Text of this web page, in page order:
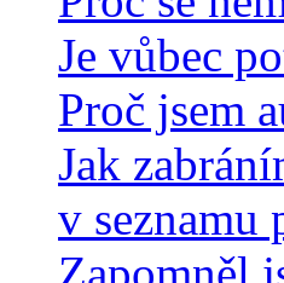
Je vůbec
Proč jsem
Jak
v seznamu